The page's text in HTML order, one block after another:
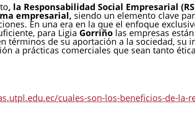
, la Responsabilidad Social Empresarial
empresarial, siendo un elemento clave
En una era en la que el enfoque
para Ligia Gorriño las empresas
términos de su aportación a la sociedad, su
a prácticas comerciales que sean tanto
cuales-son-los-beneficios-de-la-